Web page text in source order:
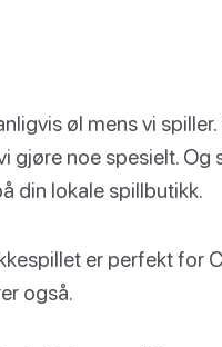
øl mens vi
gjøre noe spesielt.
din lokale spillbutikk.
er perfekt for
også.